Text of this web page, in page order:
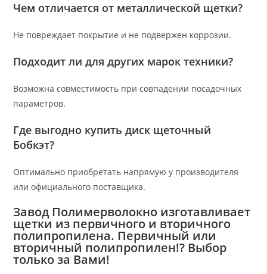
Чем отличается от металлической щетки?
Не повреждает покрытие и не подвержен коррозии.
Подходит ли для других марок техники?
Возможна совместимость при совпадении посадочных
параметров.
Где выгодно купить диск щеточный
Бобкэт?
Оптимально приобретать напрямую у производителя
или официального поставщика.
Завод Полимерволокно изготавливает
щетки из первичного и вторичного
полипропилена. Первичный или
вторичный полипропилен!? Выбор
только за Вами!